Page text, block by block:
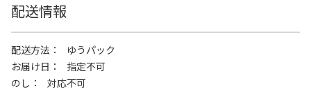
配送情報
配送方法
ゆうパック
お届け日
指定不可
のし
対応不可